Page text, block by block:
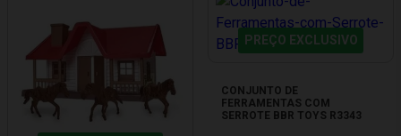
PREÇO EXCLUSIVO
CONJUNTO DE
FERRAMENTAS COM
SERROTE BBR TOYS R3343